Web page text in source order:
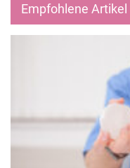
Empfohlene Artikel